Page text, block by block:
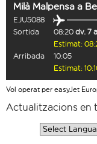
Milà Malpensa a
EJU5088
Sortida
08:20 dv. 7
Estimat:
Arribada
10:05
Estimat:
Vol operat per easyJet
Actualitzacions en